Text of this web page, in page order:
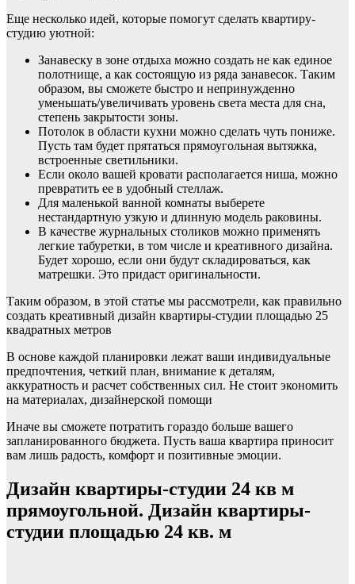
Еще несколько идей, которые помогут сделать квартиру-
студию уютной:
Занавеску в зоне отдыха можно создать не как единое
полотнище, а как состоящую из ряда занавесок. Таким
образом, вы сможете быстро и непринужденно
уменьшать/увеличивать уровень света места для сна,
степень закрытости зоны.
Потолок в области кухни можно сделать чуть пониже.
Пусть там будет прятаться прямоугольная вытяжка,
встроенные светильники.
Если около вашей кровати располагается ниша, можно
превратить ее в удобный стеллаж.
Для маленькой ванной комнаты выберете
нестандартную узкую и длинную модель раковины.
В качестве журнальных столиков можно применять
легкие табуретки, в том числе и креативного дизайна.
Будет хорошо, если они будут складироваться, как
матрешки. Это придаст оригинальности.
Таким образом, в этой статье мы рассмотрели, как правильно
создать креативный дизайн квартиры-студии площадью 25
квадратных метров
В основе каждой планировки лежат ваши индивидуальные
предпочтения, четкий план, внимание к деталям,
аккуратность и расчет собственных сил. Не стоит экономить
на материалах, дизайнерской помощи
Иначе вы сможете потратить гораздо больше вашего
запланированного бюджета. Пусть ваша квартира приносит
вам лишь радость, комфорт и позитивные эмоции.
Дизайн квартиры-студии 24 кв м
прямоугольной. Дизайн квартиры-
студии площадью 24 кв. м